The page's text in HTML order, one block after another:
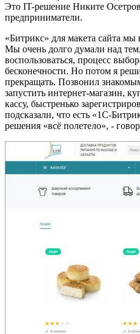
Это IT-решение Никите
предприниматели.
«Битрикс» для макета сайта
Мы очень долго думали над
воспользоваться, процесс
бесконечности. Но потом я
прекращать. Позвонил
запустить интернет-магазин,
кассу, быстренько
подсказали, что есть «1С-
решения «всё полетело», -